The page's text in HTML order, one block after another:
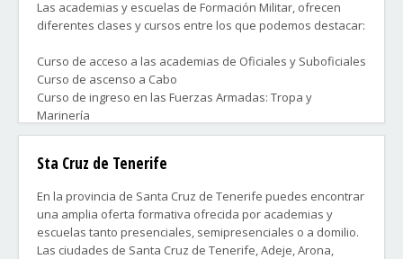
Las academias y escuelas de Formación Militar, ofrecen
diferentes clases y cursos entre los que podemos destacar:
Curso de acceso a las academias de Oficiales y Suboficiales
Curso de ascenso a Cabo
Curso de ingreso en las Fuerzas Armadas: Tropa y
Marinería
Oposiciones a Fuerzas y Cuerpos de Seguridad
Cursos que te preparan profesionalmente para poder
Contacta ahora con las academias que más te convengan y
aprovecha lo antes posible tu curso.
Sta Cruz de Tenerife
En la provincia de Santa Cruz de Tenerife puedes encontrar
una amplia oferta formativa ofrecida por academias y
escuelas tanto presenciales, semipresenciales o a domilio.
Las ciudades de Santa Cruz de Tenerife, Adeje, Arona,